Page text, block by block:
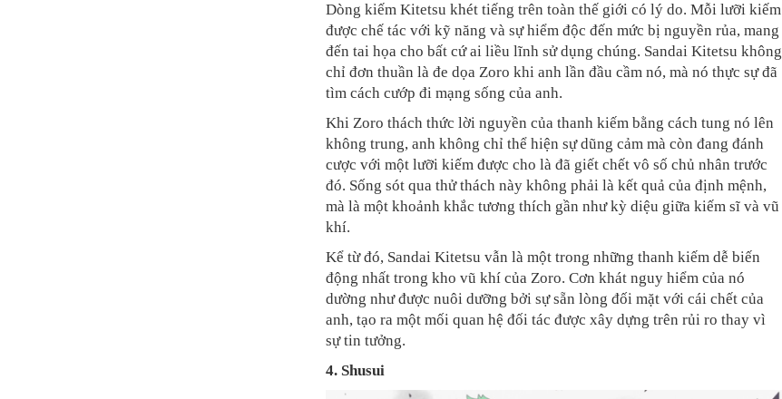
Dòng kiếm Kitetsu khét tiếng trên toàn thế giới có lý do. Mỗi lưỡi kiếm
được chế tác với kỹ năng và sự hiểm độc đến mức bị nguyền rủa, mang
đến tai họa cho bất cứ ai liều lĩnh sử dụng chúng. Sandai Kitetsu không
chỉ đơn thuần là đe dọa Zoro khi anh lần đầu cầm nó, mà nó thực sự đã
tìm cách cướp đi mạng sống của anh.
Khi Zoro thách thức lời nguyền của thanh kiếm bằng cách tung nó lên
không trung, anh không chỉ thể hiện sự dũng cảm mà còn đang đánh
cược với một lưỡi kiếm được cho là đã giết chết vô số chủ nhân trước
đó. Sống sót qua thử thách này không phải là kết quả của định mệnh,
mà là một khoảnh khắc tương thích gần như kỳ diệu giữa kiếm sĩ và vũ
khí.
Kể từ đó, Sandai Kitetsu vẫn là một trong những thanh kiếm dễ biến
động nhất trong kho vũ khí của Zoro. Cơn khát nguy hiểm của nó
dường như được nuôi dưỡng bởi sự sẵn lòng đối mặt với cái chết của
anh, tạo ra một mối quan hệ đối tác được xây dựng trên rủi ro thay vì
sự tin tưởng.
4. Shusui